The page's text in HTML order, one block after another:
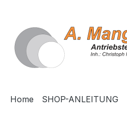
Home SHOP-ANLEITUNG